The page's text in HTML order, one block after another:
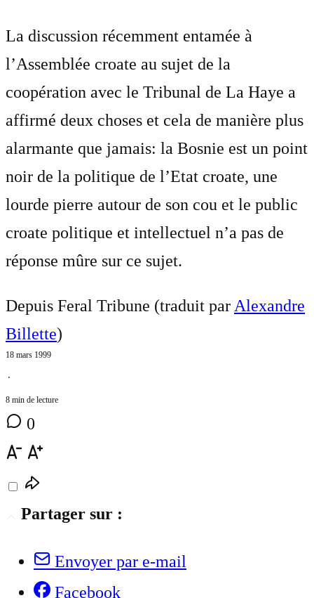
La discussion récemment entamée à
l’Assemblée croate au sujet de la
coopération avec le Tribunal de La Haye a
affirmé deux choses et cela de manière plus
alarmante que jamais: la Bosnie est un point
noir de la politique de l’Etat croate, une
lourde pierre autour de son cou et le public
croate politique et intellectuel n’a pas de
réponse mûre sur ce sujet.
Depuis Feral Tribune (traduit parAlexandre
Billette)
18 mars 1999
⋅
8 min de lecture
0
Partager sur :
Envoyer par e-mail
Facebook